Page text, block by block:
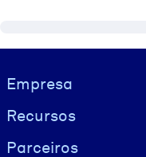
Visually hidden Text
Empresa
Recursos
Parceiros